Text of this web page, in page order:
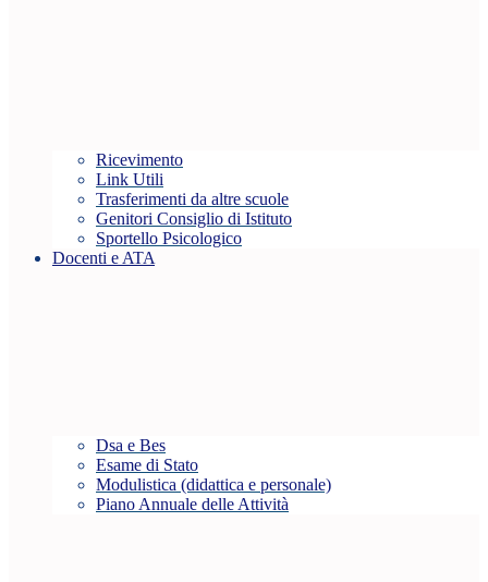
Ricevimento
Link Utili
Trasferimenti da altre scuole
Genitori Consiglio di Istituto
Sportello Psicologico
Docenti e ATA
Dsa e Bes
Esame di Stato
Modulistica (didattica e personale)
Piano Annuale delle Attività